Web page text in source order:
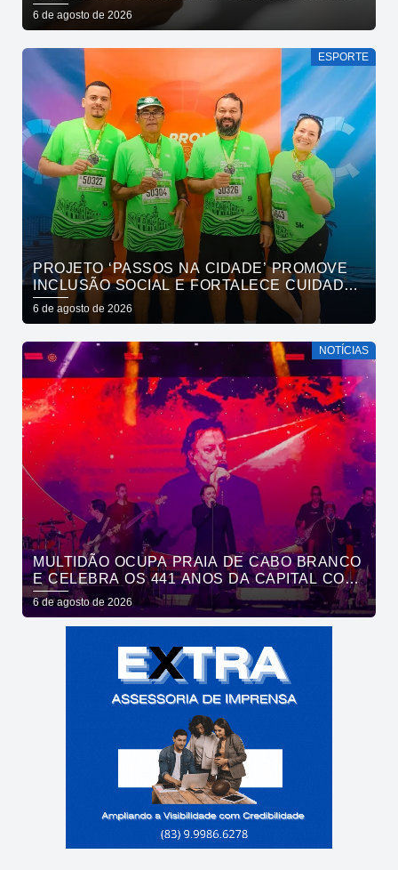
6 de agosto de 2026
ESPORTE
PROJETO ‘PASSOS NA CIDADE’ PROMOVE
INCLUSÃO SOCIAL E FORTALECE CUIDADO
EM SAÚDE MENTAL POR MEIO DA CORRIDA
6 de agosto de 2026
NOTÍCIAS
MULTIDÃO OCUPA PRAIA DE CABO BRANCO
E CELEBRA OS 441 ANOS DA CAPITAL COM
SHOWS DE ROUPA NOVA E FÁBIO JR
6 de agosto de 2026